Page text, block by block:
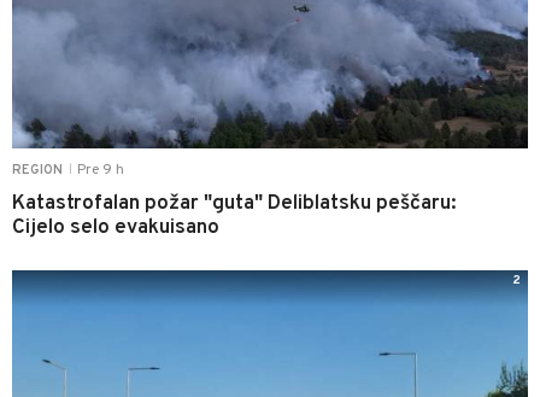
REGION Pre 9 h
Katastrofalan požar "guta" Deliblatsku peščaru:
Cijelo selo evakuisano
2